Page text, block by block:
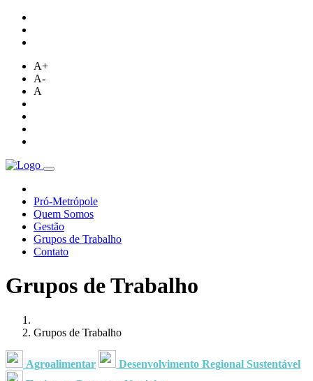
A+
A-
A
Pró-Metrópole
Quem Somos
Gestão
Grupos de Trabalho
Contato
Grupos de Trabalho
Grupos de Trabalho
Agroalimentar
Desenvolvimento Regional Sustentável